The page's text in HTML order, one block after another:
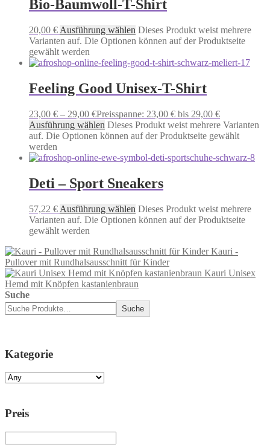
Bio-Baumwoll-T-Shirt
20,00 € Ausführung wählen Dieses Produkt weist mehrere
Varianten auf. Die Optionen können auf der Produktseite
gewählt werden
Feeling Good Unisex-T-Shirt
23,00 € – 29,00 €Preisspanne: 23,00 € bis 29,00 €
Ausführung wählen Dieses Produkt weist mehrere Varianten
auf. Die Optionen können auf der Produktseite gewählt
werden
Deti – Sport Sneakers
57,22 € Ausführung wählen Dieses Produkt weist mehrere
Varianten auf. Die Optionen können auf der Produktseite
gewählt werden
Kauri -
Pullover mit Rundhalsausschnitt für Kinder
Kauri Unisex
Hemd mit Knöpfen kastanienbraun
Suche
Suche
Kategorie
Preis